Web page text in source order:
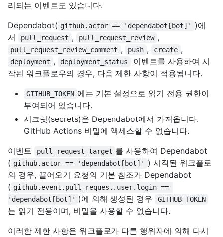
리되는 이벤트도 있습니다.
Dependabot( github.actor == 'dependabot[bot]'
)에
서
pull_request , pull_request_review ,
pull_request_review_comment , push , create ,
deployment , deployment_status
이벤트를 사용하여 시
작된 워크플로우의 경우, 다음 제한 사항이 적용됩니다.
GITHUB_TOKEN 에는 기본 설정으로 읽기 전용 권한이
부여되어 있습니다.
시크릿(secrets)은 Dependabot에서 가져옵니다.
GitHub Actions 비밀에 액세스할 수 없습니다.
이벤트
pull_request_target 를 사용하여 Dependabot
( github.actor == 'dependabot[bot]'
) 시작된 워크플로
의 경우, 끌어오기 요청의 기본 참조가 Dependabot
( github.event.pull_request.user.login ==
'dependabot[bot]' )에 의해 생성된 경우 GITHUB_TOKEN
는 읽기 전용이며, 비밀을 사용할 수 없습니다.
이러한 제한 사항은 워크플로가 다른 행위자에 의해 다시